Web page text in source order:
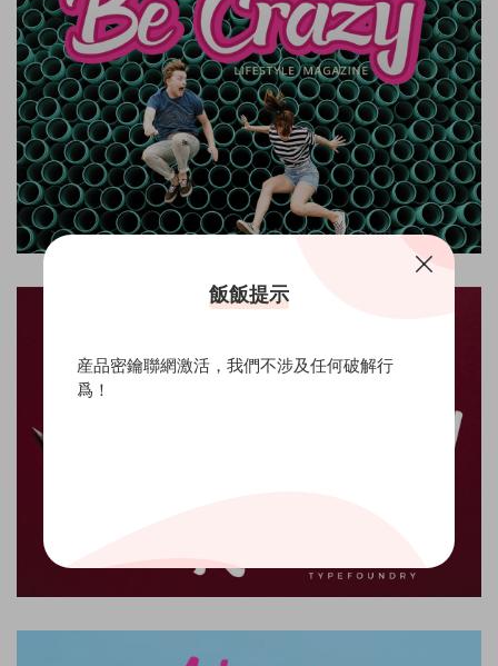
飯飯提示
産品密鑰聯網激活，我們不涉及任何破解行
爲！